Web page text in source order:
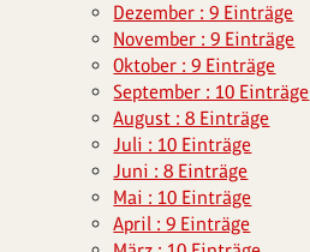
Dezember : 9 Einträge
November : 9 Einträge
Oktober : 9 Einträge
September : 10 Einträge
August : 8 Einträge
Juli : 10 Einträge
Juni : 8 Einträge
Mai : 10 Einträge
April : 9 Einträge